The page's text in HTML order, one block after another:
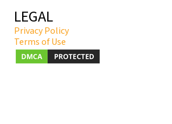
LEGAL
Privacy Policy
Terms of Use